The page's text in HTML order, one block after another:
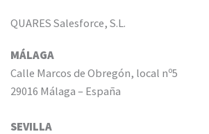
QUARES Salesforce, S.L.
MÁLAGA
Calle Marcos de Obregón, local nº5
29016 Málaga – España
SEVILLA